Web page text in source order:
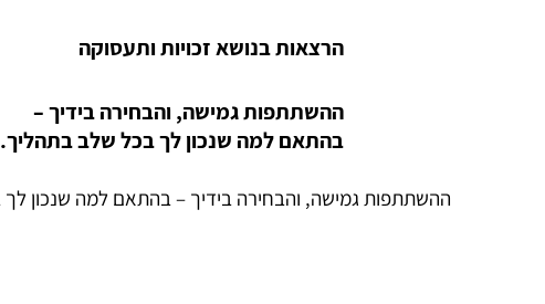
הרצאות בנושא זכויות ותעסוקה
ההשתתפות גמישה, והבחירה בידיך –
בהתאם למה שנכון לך בכל שלב בתהליך.
ההשתתפות גמישה, והבחירה בידיך – בהתאם למה שנכון